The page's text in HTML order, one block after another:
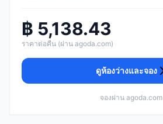
฿ 5,138.43
ราคาต่อคืน (ผ่าน agoda.com)
ดูห้องว่างและจอง
จองผ่าน agoda.com